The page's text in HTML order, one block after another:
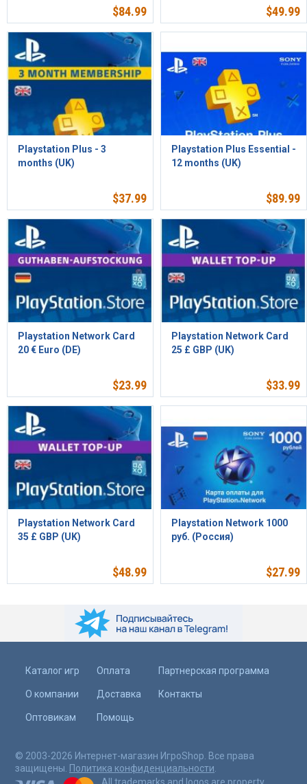
$84.99 $49.99
Playstation Plus - 3
months (UK)
$37.99
Playstation Plus Essential -
12 months (UK)
$89.99
Playstation Network Card
20 € Euro (DE)
$23.99
Playstation Network Card
25 £ GBP (UK)
$33.99
Playstation Network Card
35 £ GBP (UK)
$48.99
Playstation Network 1000
руб. (Россия)
$27.99
Каталог игр
О компании
Оптовикам
Оплата
Доставка
Помощь
Партнерская программа
Контакты
© 2003-2026 Интернет-магазин ИгроShop. Все права
защищены. Политика конфиденциальности